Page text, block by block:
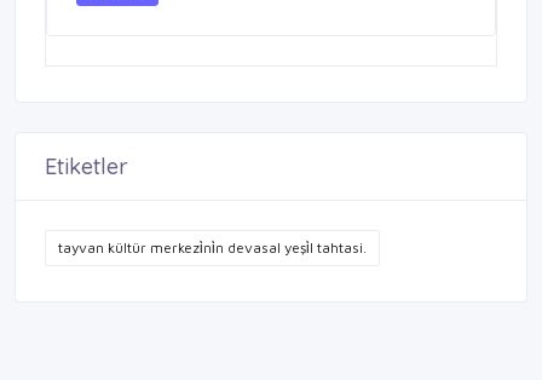
Etiketler
tayvan kültür merkezi̇ni̇n devasal yeşi̇l tahtasi.